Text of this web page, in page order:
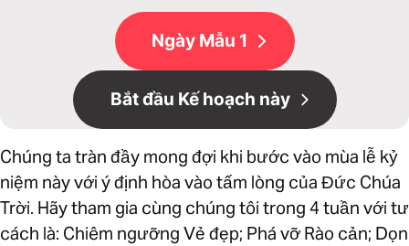
Ngày Mẫu 1
Bắt đầu Kế hoạch này
Chúng ta tràn đầy mong đợi khi bước vào mùa lễ kỷ
niệm này với ý định hòa vào tấm lòng của Đức Chúa
Trời. Hãy tham gia cùng chúng tôi trong 4 tuần với tư
cách là: Chiêm ngưỡng Vẻ đẹp; Phá vỡ Rào cản; Dọn